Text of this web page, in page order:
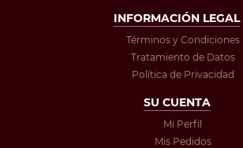
INFORMACIÓN LEGAL
Términos y Condiciones
Tratamiento de Datos
Política de Privacidad
SU CUENTA
Mi Perfil
Mis Pedidos